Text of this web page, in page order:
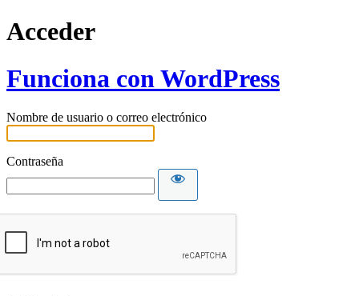
Acceder
Funciona con WordPress
Nombre de usuario o correo electrónico
Contraseña